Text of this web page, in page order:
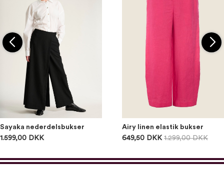
Sayaka nederdelsbukser
1.599,00 DKK
Airy linen elastik bukser
649,50 DKK 1.299,00 DKK